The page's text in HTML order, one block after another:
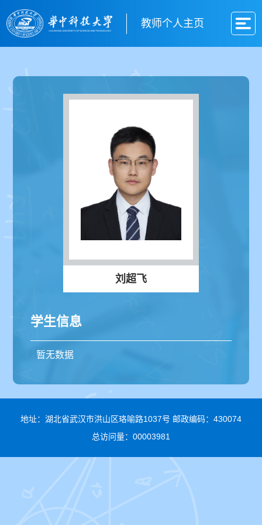
教师个人主页
刘超飞
学生信息
暂无数据
地址：湖北省武汉市洪山区珞喻路1037号 邮政编码：430074
总访问量： 00003981